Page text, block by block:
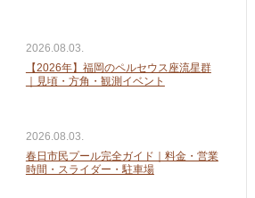
2026.08.03.
【2026年】福岡のペルセウス座流星群
｜見頃・方角・観測イベント
2026.08.03.
春日市民プール完全ガイド｜料金・営業
時間・スライダー・駐車場